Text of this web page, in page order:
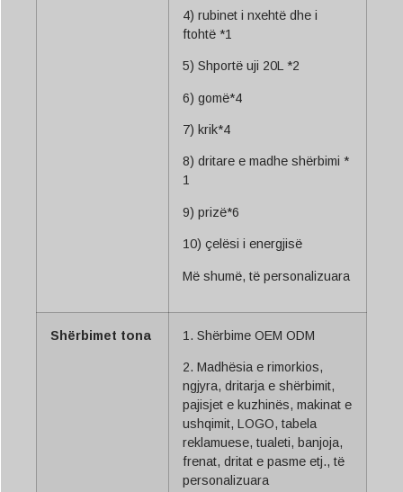
4) rubinet i nxehtë dhe i
ftohtë *1
5) Shportë uji 20L *2
6) gomë*4
7) krik*4
8) dritare e madhe shërbimi *
1
9) prizë*6
10) çelësi i energjisë
Më shumë, të personalizuara
Shërbimet tona 1. Shërbime OEM ODM
2. Madhësia e rimorkios,
ngjyra, dritarja e shërbimit,
pajisjet e kuzhinës, makinat e
ushqimit, LOGO, tabela
reklamuese, tualeti, banjoja,
frenat, dritat e pasme etj., të
personalizuara